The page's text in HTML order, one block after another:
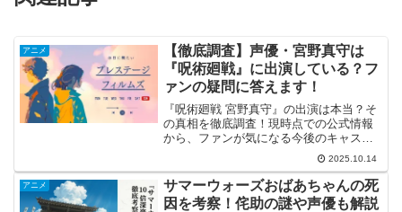
アニメ
【徹底調査】声優・宮野真守は
『呪術廻戦』に出演している？フ
ァンの疑問に答えます！
『呪術廻戦 宮野真守』の出演は本当？そ
の真相を徹底調査！現時点での公式情報
から、ファンが気になる今後のキャステ
ィングの可能性まで詳しく解説します。
『鬼滅の刃』童磨役など代表作も総まと
め。この記事を読めば『呪術廻戦 宮野真
守』についての疑問が全て解決します。
2025.10.14
アニメ
サマーウォーズおばあちゃんの死
因を考察！侘助の謎や声優も解説